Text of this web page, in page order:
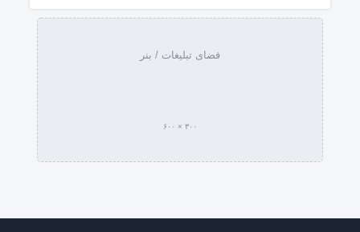
فضای تبلیغات / بنر
۳۰۰ × ۶۰۰